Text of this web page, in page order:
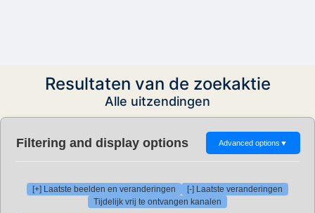
Resultaten van de zoekaktie
Alle uitzendingen
Filtering and display options Advanced options ▼
[+] Laatste beelden en veranderingen
[-] Laatste veranderingen
Tijdelijk vrij te ontvangen kanalen